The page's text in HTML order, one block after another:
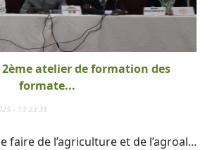
atelier de formation des
formate...
- 13:23:31
faire de l’agriculture et de l’agroal...